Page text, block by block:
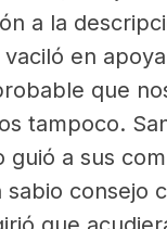
a la
vaciló en
que
tampoco.
guió a sus
sabio consejo